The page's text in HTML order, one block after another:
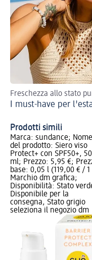
Freschezza allo stato
I must-have per
Prodotti simili
Marca: sundance; Nome
del prodotto: Siero viso
Protect+ con SPF50+, 50
ml; Prezzo: 5,95 €;
base: 0,05 l (119,00 € / 1
Marchio dm grafica;
Disponibilità: Stato
Disponibile per la
consegna, Stato grigio
seleziona il negozio dm